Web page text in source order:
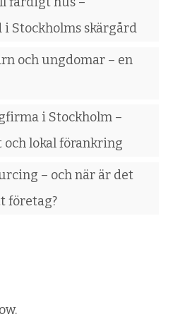
Stockholms skärgård
och ungdomar – en
i Stockholm –
lokal förankring
– och när är det
företag?